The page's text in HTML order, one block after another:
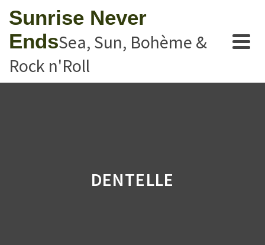
Sunrise Never
EndsSea, Sun, Bohème &
Rock n'Roll
DENTELLE